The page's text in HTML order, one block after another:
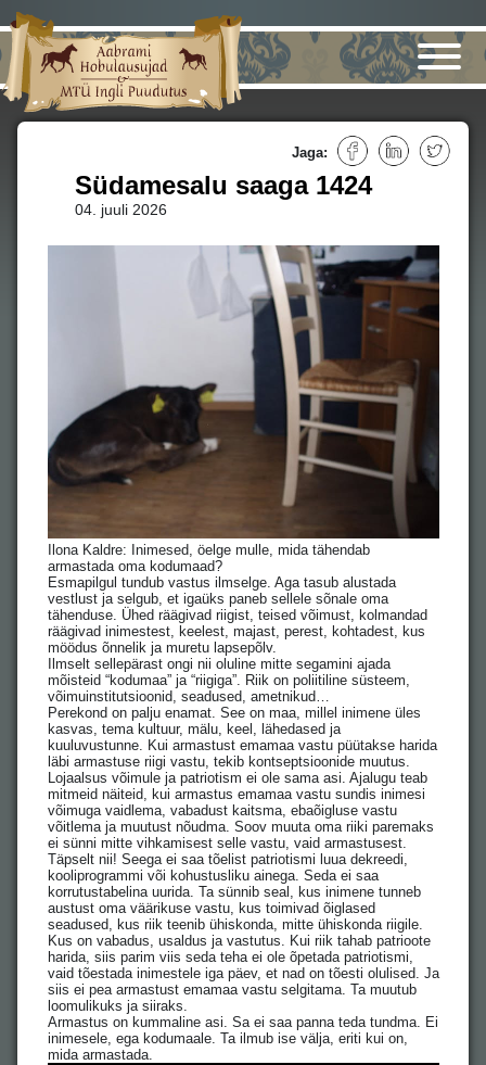
Südamesalu saaga 1424
04. juuli 2026
Jaga:
Ilona Kaldre: Inimesed, öelge mulle, mida tähendab
armastada oma kodumaad?
Esmapilgul tundub vastus ilmselge. Aga tasub alustada
vestlust ja selgub, et igaüks paneb sellele sõnale oma
tähenduse. Ühed räägivad riigist, teised võimust, kolmandad
räägivad inimestest, keelest, majast, perest, kohtadest, kus
möödus õnnelik ja muretu lapsepõlv.
Ilmselt sellepärast ongi nii oluline mitte segamini ajada
mõisteid “kodumaa” ja “riigiga”. Riik on poliitiline süsteem,
võimuinstitutsioonid, seadused, ametnikud…
Perekond on palju enamat. See on maa, millel inimene üles
kasvas, tema kultuur, mälu, keel, lähedased ja
kuuluvustunne. Kui armastust emamaa vastu püütakse harida
läbi armastuse riigi vastu, tekib kontseptsioonide muutus.
Lojaalsus võimule ja patriotism ei ole sama asi. Ajalugu teab
mitmeid näiteid, kui armastus emamaa vastu sundis inimesi
võimuga vaidlema, vabadust kaitsma, ebaõigluse vastu
võitlema ja muutust nõudma. Soov muuta oma riiki paremaks
ei sünni mitte vihkamisest selle vastu, vaid armastusest.
Täpselt nii! Seega ei saa tõelist patriotismi luua dekreedi,
kooliprogrammi või kohustusliku ainega. Seda ei saa
korrutustabelina uurida. Ta sünnib seal, kus inimene tunneb
austust oma väärikuse vastu, kus toimivad õiglased
seadused, kus riik teenib ühiskonda, mitte ühiskonda riigile.
Kus on vabadus, usaldus ja vastutus. Kui riik tahab patrioote
harida, siis parim viis seda teha ei ole õpetada patriotismi,
vaid tõestada inimestele iga päev, et nad on tõesti olulised. Ja
siis ei pea armastust emamaa vastu selgitama. Ta muutub
loomulikuks ja siiraks.
Armastus on kummaline asi. Sa ei saa panna teda tundma. Ei
inimesele, ega kodumaale. Ta ilmub ise välja, eriti kui on,
mida armastada.